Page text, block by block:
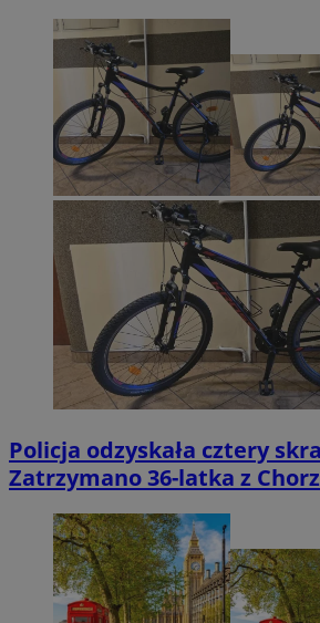
Policja odzyskała cztery
Zatrzymano 36-latka z